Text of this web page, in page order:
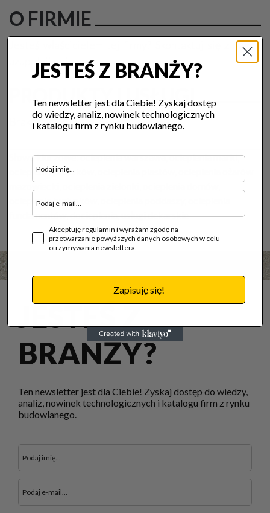
O FIRMIE
Jesteś właścicielem tej firmy? Skontaktuj się z nami i
uzupełnij opis.
PRODUKTY I USŁUGI
Brak produktów.
Słowa kluczowe:ocieplenia warszawa, ocieplenia marki,
ocieplenia pruszków, ocieplenia piastów, ocieplenia ożarów
mazowiecki, ocieplenia zielonki, ocieplenia domów,
ocieplenia budynków, ocieplenia poddaszy, ocieplenia
fundamentów, docieplenia, usługi dekarskie
JESTEŚ Z
BRANŻY?
Ten newsletter jest dla Ciebie! Zyskaj dostęp do wiedzy,
analiz, nowinek technologicznych i katalogu firm z rynku
budowlanego.
JESTEŚ Z BRANŻY?
Ten newsletter jest dla Ciebie! Zyskaj dostęp
do wiedzy, analiz, nowinek technologicznych
i katalogu firm z rynku budowlanego.
Akceptuję regulamin i wyrażam zgodę na
przetwarzanie powyższych danych osobowych w celu
otrzymywania newslettera.
Zapisuję się!